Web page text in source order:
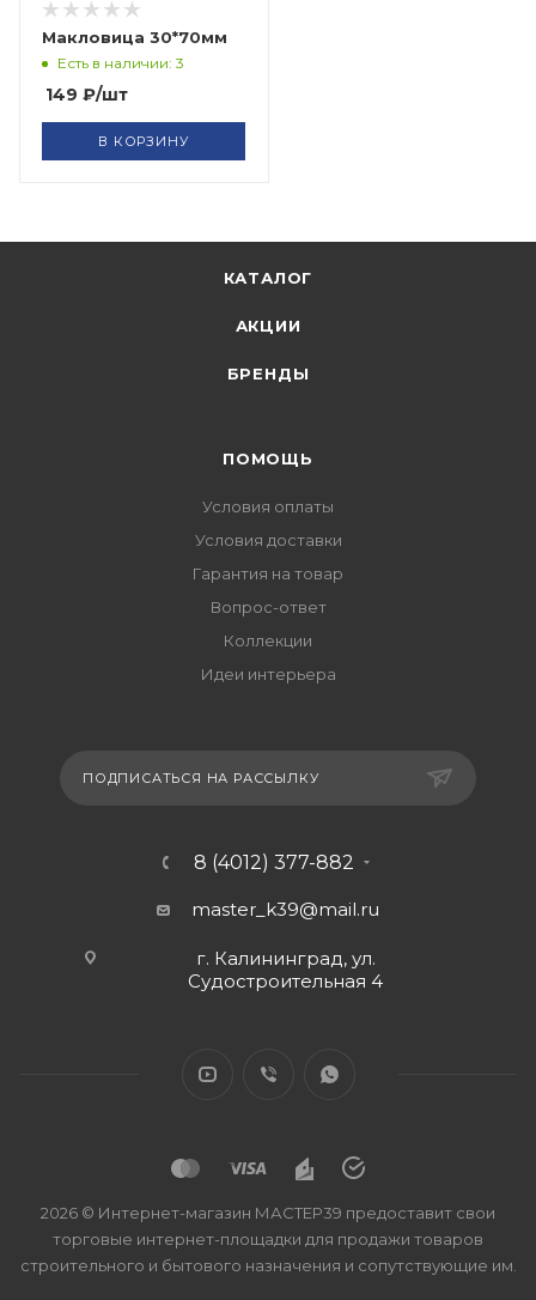
Макловица 30*70мм
Есть в наличии: 3
149 ₽/шт
В КОРЗИНУ
КАТАЛОГ
АКЦИИ
БРЕНДЫ
ПОМОЩЬ
Условия оплаты
Условия доставки
Гарантия на товар
Вопрос-ответ
Коллекции
Идеи интерьера
ПОДПИСАТЬСЯ НА РАССЫЛКУ
8 (4012) 377-882
master_k39@mail.ru
г. Калининград, ул.
Судостроительная 4
2026 © Интернет-магазин МАСТЕР39 предоставит свои
торговые интернет-площадки для продажи товаров
строительного и бытового назначения и сопутствующие им.